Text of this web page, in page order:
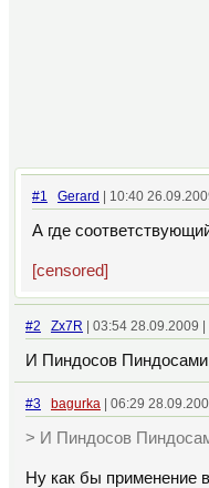
#1 Gerard | 10:40
А где
[censored]
#2 Zx7R | 03:54 28.09.2009
И Пиндосов Пиндосами
#3 bagurka | 06:29
> И Пиндосов
Ну как бы применение